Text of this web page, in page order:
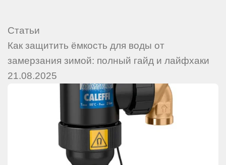
Статьи
Как защитить ёмкость для воды от
замерзания зимой: полный гайд и лайфхаки
21.08.2025